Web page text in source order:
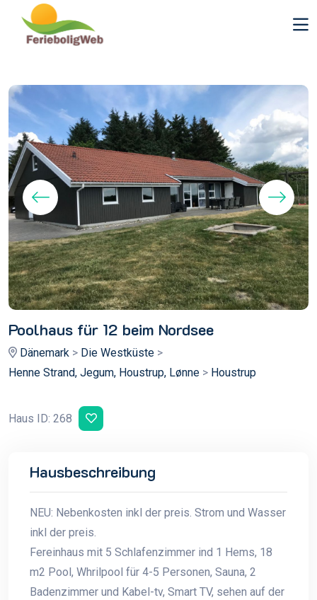
Poolhaus für 12 beim Nordsee
Dänemark > Die Westküste >
Henne Strand, Jegum, Houstrup, Lønne > Houstrup
Haus ID: 268
Hausbeschreibung
NEU: Nebenkosten inkl der preis. Strom und Wasser
inkl der preis.
Fereinhaus mit 5 Schlafenzimmer ind 1 Hems, 18
m2 Pool, Whrilpool für 4-5 Personen, Sauna, 2
Badenzimmer und Kabel-tv, Smart TV, sehen auf der